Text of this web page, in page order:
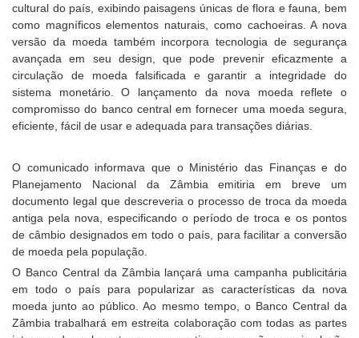
cultural do país, exibindo paisagens únicas de flora e fauna, bem
como magníficos elementos naturais, como cachoeiras. A nova
versão da moeda também incorpora tecnologia de segurança
avançada em seu design, que pode prevenir eficazmente a
circulação de moeda falsificada e garantir a integridade do
sistema monetário. O lançamento da nova moeda reflete o
compromisso do banco central em fornecer uma moeda segura,
eficiente, fácil de usar e adequada para transações diárias.
O comunicado informava que o Ministério das Finanças e do
Planejamento Nacional da Zâmbia emitiria em breve um
documento legal que descreveria o processo de troca da moeda
antiga pela nova, especificando o período de troca e os pontos
de câmbio designados em todo o país, para facilitar a conversão
de moeda pela população.
O Banco Central da Zâmbia lançará uma campanha publicitária
em todo o país para popularizar as características da nova
moeda junto ao público. Ao mesmo tempo, o Banco Central da
Zâmbia trabalhará em estreita colaboração com todas as partes